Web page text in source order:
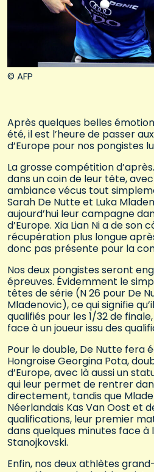
© AFP
Après quelques belles
été, il est l’heure de passer
d’Europe pour nos pongistes
La grosse compétition
dans un coin de leur tête,
ambiance vécus tout
Sarah De Nutte et Luka
aujourd’hui leur campagne
d’Europe. Xia Lian Ni a de son
récupération plus longue
donc pas présente pour la
Nos deux pongistes seront
épreuves. Évidemment le
têtes de série (N 26 pour De
Mladenovic), ce qui signifie
qualifiés pour les 1/32 de
face à un joueur issu des
Pour le double, De Nutte fera
Hongroise Georgina Pota,
d’Europe, avec là aussi un
qui leur permet de rentrer
directement, tandis que
Néerlandais Kas Van Oost et
qualifications, leur premier
dans quelques minutes face à
Stanojkovski.
Enfin, nos deux athlètes